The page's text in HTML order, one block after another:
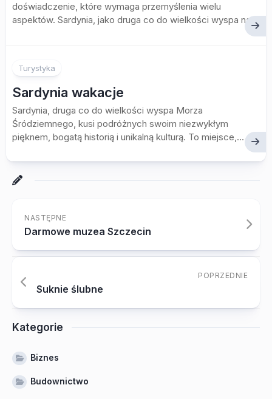
doświadczenie, które wymaga przemyślenia wielu
aspektów. Sardynia, jako druga co do wielkości wyspa na...
Turystyka
Sardynia wakacje
Sardynia, druga co do wielkości wyspa Morza
Śródziemnego, kusi podróżnych swoim niezwykłym
pięknem, bogatą historią i unikalną kulturą. To miejsce,...
NASTĘPNE
Darmowe muzea Szczecin
POPRZEDNIE
Suknie ślubne
Kategorie
Biznes
Budownictwo